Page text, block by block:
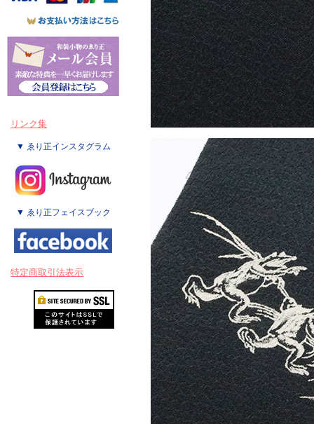
リンク集
▼ ゑり正インスタグラム
▼ ゑり正フェイスブック
特定商取引法表示